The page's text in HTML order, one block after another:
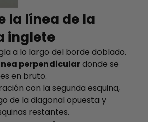
la línea de la
inglete
a lo largo del borde doblado.
perpendiculardonde se
en bruto.
con la segunda esquina,
de la diagonal opuesta y
restantes.